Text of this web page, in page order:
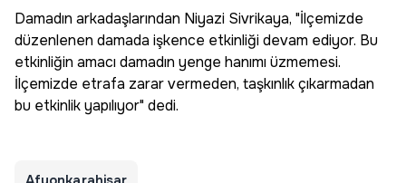
Damadın arkadaşlarından Niyazi Sivrikaya, "İlçemizde
düzenlenen damada işkence etkinliği devam ediyor. Bu
etkinliğin amacı damadın yenge hanımı üzmemesi.
İlçemizde etrafa zarar vermeden, taşkınlık çıkarmadan
bu etkinlik yapılıyor" dedi.